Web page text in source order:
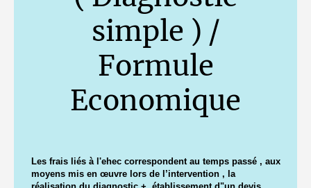
simple ) /
Formule
Economique
Les frais liés à l'ehec correspondent au temps passé , aux
moyens mis en œuvre lors de l’intervention , la